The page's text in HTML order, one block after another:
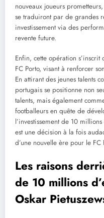
nouveaux joueurs
se traduiront par de grandes
investissement via des
revente future.
Enfin, cette opération
FC Porto, visant à renforcer
En attirant des jeunes talents
portugais se positionne non
talents, mais également
footballeurs en quête de
l’investissement de 10
est une décision à la fois
d’une nouvelle ère pour le
Les raisons
de 10 millions
Oskar